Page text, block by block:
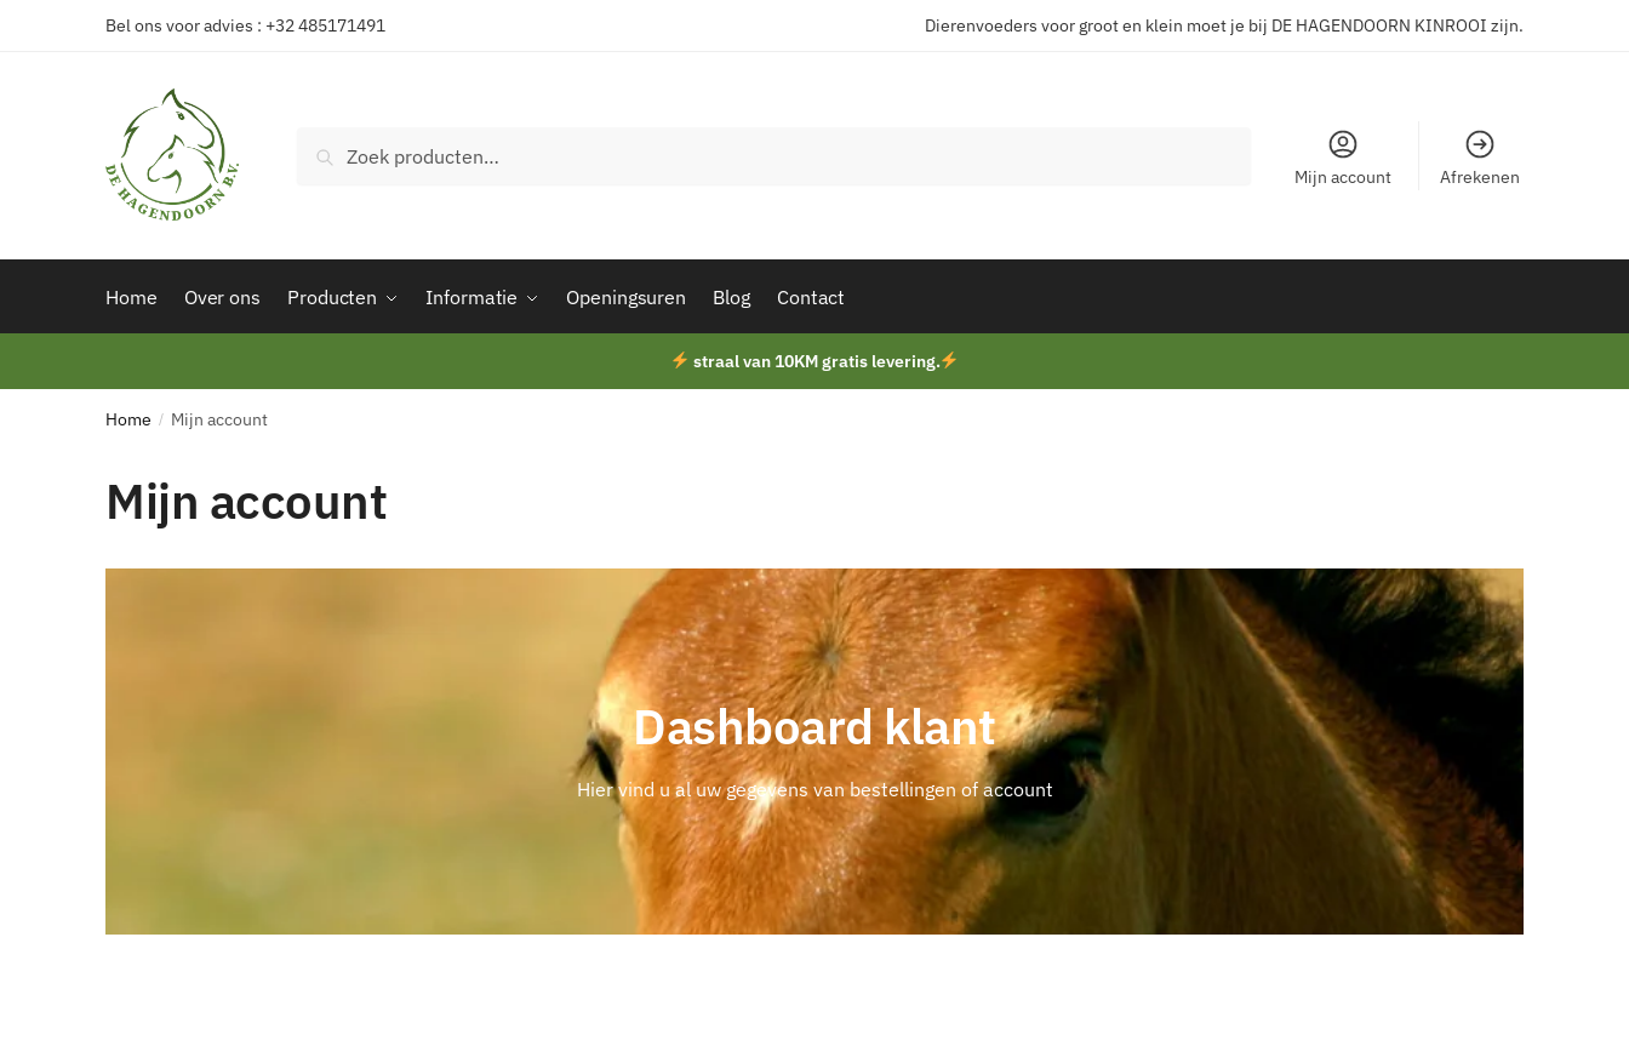
Bel ons voor advies : +32 485171491 Dierenvoeders voor groot en klein moet je bij DE HAGENDOORN KINROOI zijn.
Mijn account Afrekenen
Home Over ons Producten Informatie Openingsuren Blog Contact
straal van 10KM gratis levering.
Home / Mijn account
Mijn account
Dashboard klant
Hier vind u al uw gegevens van bestellingen of account